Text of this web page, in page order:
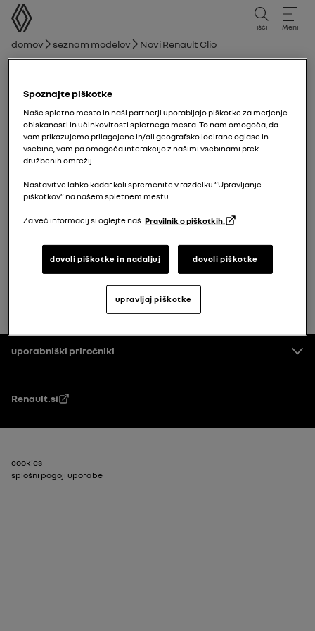
uporabniški priročnik
išči Meni
Drobtina
Domov Seznam modelov Novi Renault Clio
Raziskaj Navodilo Svetila za opozorilo vodnik v PDF
Dodaj med priljubljene
Deljenje
Prenesi PDF
nazaj na vrh
Noga
uporabniški priročniki
Renault.si
Footer_2
cookies
splošni pogoji uporabe
Spoznajte piškotke
Naše spletno mesto in naši partnerji uporabljajo piškotke za merjenje
obiskanosti in učinkovitosti spletnega mesta. To nam omogoča, da
vam prikazujemo prilagojene in/ali geografsko locirane oglase in
vsebine, vam pa omogoča interakcijo z našimi vsebinami prek
družbenih omrežij.
Nastavitve lahko kadar koli spremenite v razdelku “Upravljanje
piškotkov” na našem spletnem mestu.
Za več informacij si oglejte naš Pravilnik o piškotkih.
dovoli piškotke in nadaljuj dovoli piškotke
upravljaj piškotke